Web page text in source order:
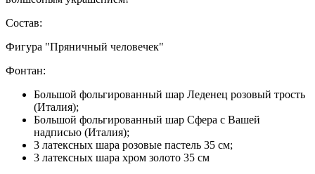
Состав:
Фигура "Пряничный человечек"
Фонтан:
Большой фольгированный шар Леденец розовый трость
(Италия);
Большой фольгированный шар Сфера с Вашей
надписью (Италия);
3 латексных шара розовые пастель 35 см;
3 латексных шара хром золото 35 см